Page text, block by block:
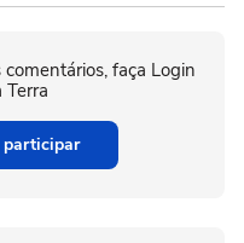
faça Login
Terra
participar